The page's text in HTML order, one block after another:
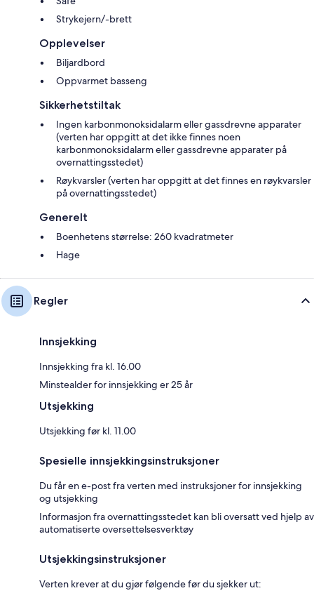
Strykejern/-brett
Opplevelser
Biljardbord
Oppvarmet basseng
Sikkerhetstiltak
Ingen karbonmonoksidalarm eller gassdrevne apparater
(verten har oppgitt at det ikke finnes noen
karbonmonoksidalarm eller gassdrevne apparater på
overnattingsstedet)
Røykvarsler (verten har oppgitt at det finnes en røykvarsler
på overnattingsstedet)
Generelt
Boenhetens størrelse: 260 kvadratmeter
Hage
Regler
Innsjekking
Innsjekking fra kl. 16.00
Minstealder for innsjekking er 25 år
Utsjekking
Utsjekking før kl. 11.00
Spesielle innsjekkingsinstruksjoner
Du får en e-post fra verten med instruksjoner for innsjekking
og utsjekking
Informasjon fra overnattingsstedet kan bli oversatt ved hjelp av
automatiserte oversettelsesverktøy
Utsjekkingsinstruksjoner
Verten krever at du gjør følgende før du sjekker ut: